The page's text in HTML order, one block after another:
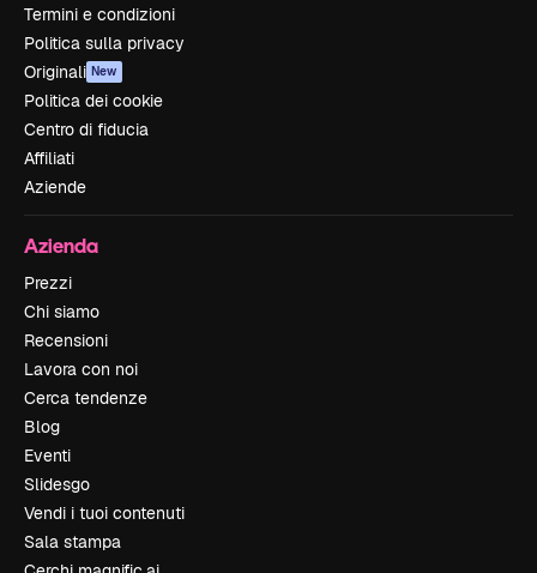
Termini e condizioni
Politica sulla privacy
Originali New
Politica dei cookie
Centro di fiducia
Affiliati
Aziende
Azienda
Prezzi
Chi siamo
Recensioni
Lavora con noi
Cerca tendenze
Blog
Eventi
Slidesgo
Vendi i tuoi contenuti
Sala stampa